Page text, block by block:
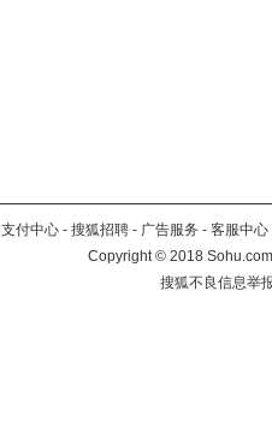
支付中心 - 搜狐招聘 - 广告服务 - 客服中心
Copyright©2018
搜狐不良信息举